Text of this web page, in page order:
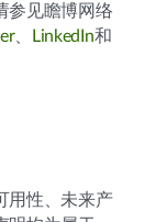
参见瞻博网络
、 LinkedIn和
用性、未来产